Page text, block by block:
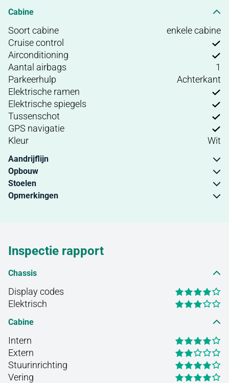
Cabine
Soort cabine
enkele cabine
Cruise control
Airconditioning
Aantal airbags
1
Parkeerhulp
Achterkant
Elektrische ramen
Elektrische spiegels
Tussenschot
GPS navigatie
Kleur
Wit
Aandrijflijn
Opbouw
Stoelen
Opmerkingen
Inspectie rapport
Chassis
Display codes
Elektrisch
Cabine
Intern
Extern
Stuurinrichting
Vering